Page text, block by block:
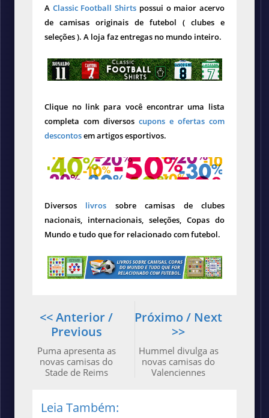
A Classic Football Shirts possui o maior acervo
de camisas originais de futebol ( clubes e
seleções ). A loja faz entregas no mundo inteiro.
Clique no link para você encontrar uma lista
completa com diversos cupons e ofertas com
descontosem artigos esportivos.
Diversos livros sobre camisas de clubes
nacionais, internacionais, seleções, Copas do
Mundo e tudo que for relacionado com futebol.
Próximo / Next
>>
Hummel divulga as
novas camisas do
Valenciennes
<< Anterior /
Previous
Puma apresenta as
novas camisas do
Stade de Reims
Leia Também: